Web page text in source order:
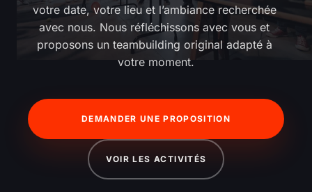
votre date, votre lieu et l’ambiance recherchée
avec nous. Nous réfléchissons avec vous et
proposons un teambuilding original adapté à
votre moment.
DEMANDER UNE PROPOSITION
VOIR LES ACTIVITÉS